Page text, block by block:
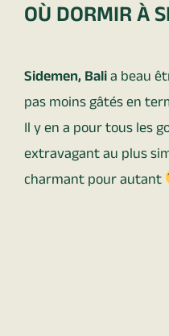
OÙ DORMIR À
Sidemen, Balia beau
pas moins gâtés en
Il y en a pour tous les
extravagant au plus
charmant pour autant